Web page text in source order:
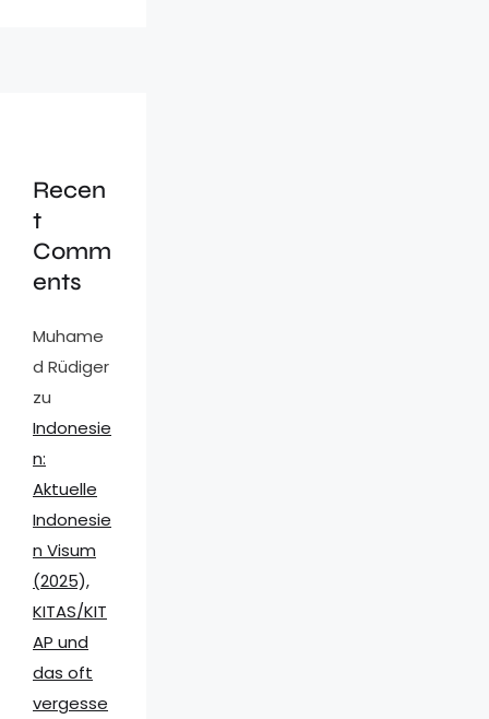
Recen
t
Comm
ents
Muhame
d Rüdiger
zu
Indonesie
n:
Aktuelle
Indonesie
n Visum
(2025),
KITAS/KIT
AP und
das oft
vergesse